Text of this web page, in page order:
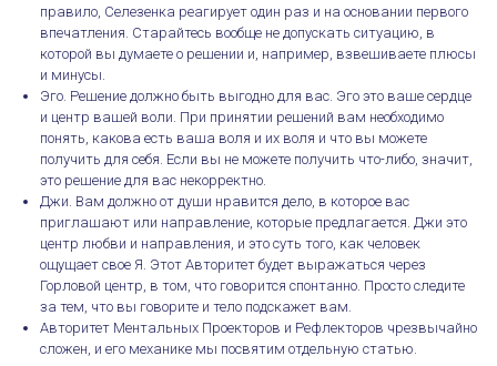
Первый шаг в Эксперимент. Стратегия и Авторитет
правило, Селезенка реагирует один раз и на основании первого
впечатления. Старайтесь вообще не допускать ситуацию, в
которой вы думаете о решении и, например, взвешиваете плюсы
и минусы.
Эго. Решение должно быть выгодно для вас. Эго это ваше сердце
и центр вашей воли. При принятии решений вам необходимо
понять, какова есть ваша воля и их воля и что вы можете
получить для себя. Если вы не можете получить что-либо, значит,
это решение для вас некорректно.
Джи. Вам должно от души нравится дело, в которое вас
приглашают или направление, которые предлагается. Джи это
центр любви и направления, и это суть того, как человек
ощущает свое Я. Этот Авторитет будет выражаться через
Горловой центр, в том, что говорится спонтанно. Просто следите
за тем, что вы говорите и тело подскажет вам.
Авторитет Ментальных Проекторов и Рефлекторов чрезвычайно
сложен, и его механике мы посвятим отдельную статью.